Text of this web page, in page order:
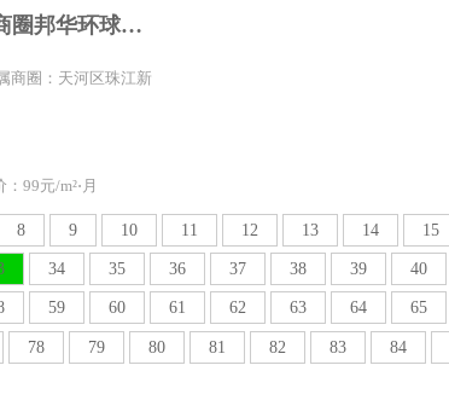
天河珠江新城核心商圈邦华环球广场400平方豪华装修办公室配套齐全
商圈：天河区珠江新
：99元/m²⋅月
8 9 10 11 12 13 14 15
34 35 36 37 38 39 40
59 60 61 62 63 64 65
78 79 80 81 82 83 84